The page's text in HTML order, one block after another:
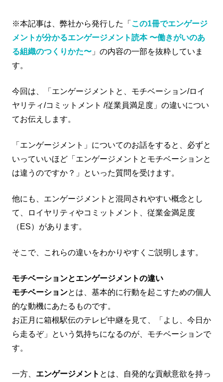
※本記事は、弊社から発行した「 この1冊でエンゲージ
メントが分かるエンゲージメント読本 〜働きがいのあ
る組織のつくりかた〜 」の内容の一部を抜粋していま
す。
今回は、「エンゲージメントと、モチベーション/ロイ
ヤリティ/コミットメント /従業員満足度」の違いについ
てお伝えします。
「エンゲージメント」についてのお話をすると、必ずと
いっていいほど「エンゲージメントとモチベーションと
は違うのですか？」といった質問を受けます。
他にも、エンゲージメントと混同されやすい概念とし
て、ロイヤリティやコミットメント、従業金満足度
（ES）があります。
そこで、これらの違いをわかりやすくご説明します。
モチベーションとエンゲージメントの違い
モチベーションとは、基本的に行動を起こすための個人
的な動機にあたるものです。
お正月に箱根駅伝のテレビ中継を見て、「よし、今日か
ら走るぞ」という気持ちになるのが、モチベーションで
す。
一方、 エンゲージメント とは、自発的な貢献意欲を持っ